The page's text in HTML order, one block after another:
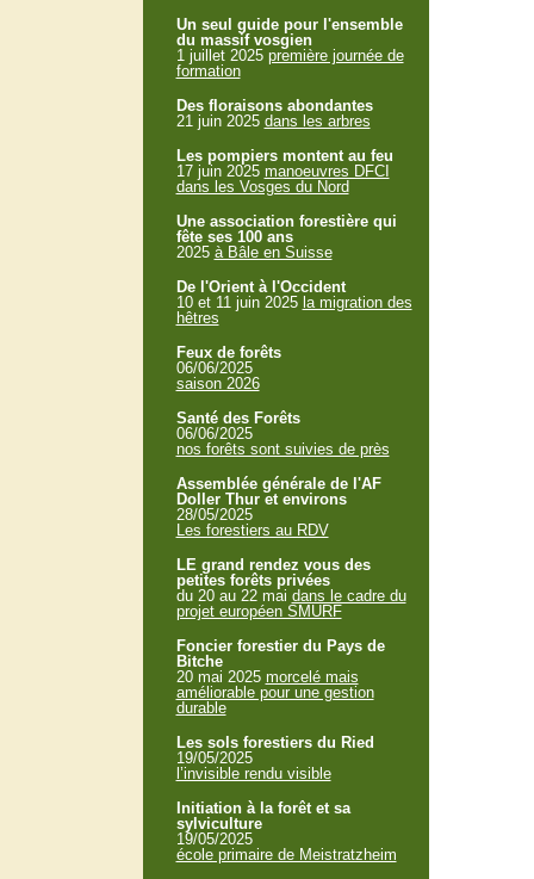
Un seul guide pour l'ensemble
du massif vosgien
1 juillet 2025 première journée de
formation
Des floraisons abondantes
21 juin 2025 dans les arbres
Les pompiers montent au feu
17 juin 2025 manoeuvres DFCI
dans les Vosges du Nord
Une association forestière qui
fête ses 100 ans
2025 à Bâle en Suisse
De l'Orient à l'Occident
10 et 11 juin 2025 la migration des
hêtres
Feux de forêts
06/06/2025
saison 2026
Santé des Forêts
06/06/2025
nos forêts sont suivies de près
Assemblée générale de l'AF
Doller Thur et environs
28/05/2025
Les forestiers au RDV
LE grand rendez vous des
petites forêts privées
du 20 au 22 mai dans le cadre du
projet européen SMURF
Foncier forestier du Pays de
Bitche
20 mai 2025 morcelé mais
améliorable pour une gestion
durable
Les sols forestiers du Ried
19/05/2025
l’invisible rendu visible
Initiation à la forêt et sa
sylviculture
19/05/2025
école primaire de Meistratzheim